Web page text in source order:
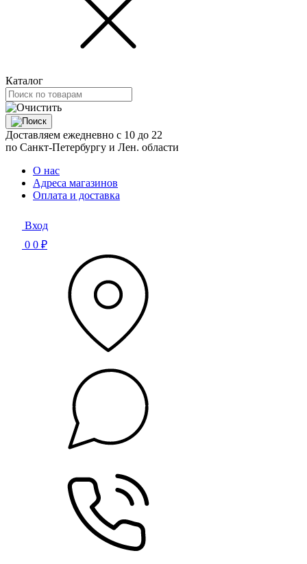
Каталог
Доставляем ежедневно с 10 до 22
по Санкт-Петербургу и Лен. области
О нас
Адреса магазинов
Оплата и доставка
Вход
0 0 ₽